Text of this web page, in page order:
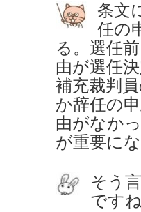
条文
任の
る。選任
由が選任
補充裁判
か辞任の
由がなか
が重要にな
そう
ですね